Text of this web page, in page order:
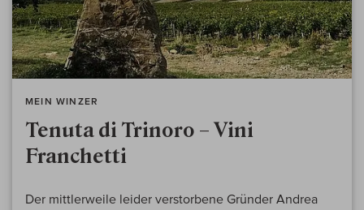
MEIN WINZER
Tenuta di Trinoro – Vini
Franchetti
Der mittlerweile leider verstorbene Gründer Andrea